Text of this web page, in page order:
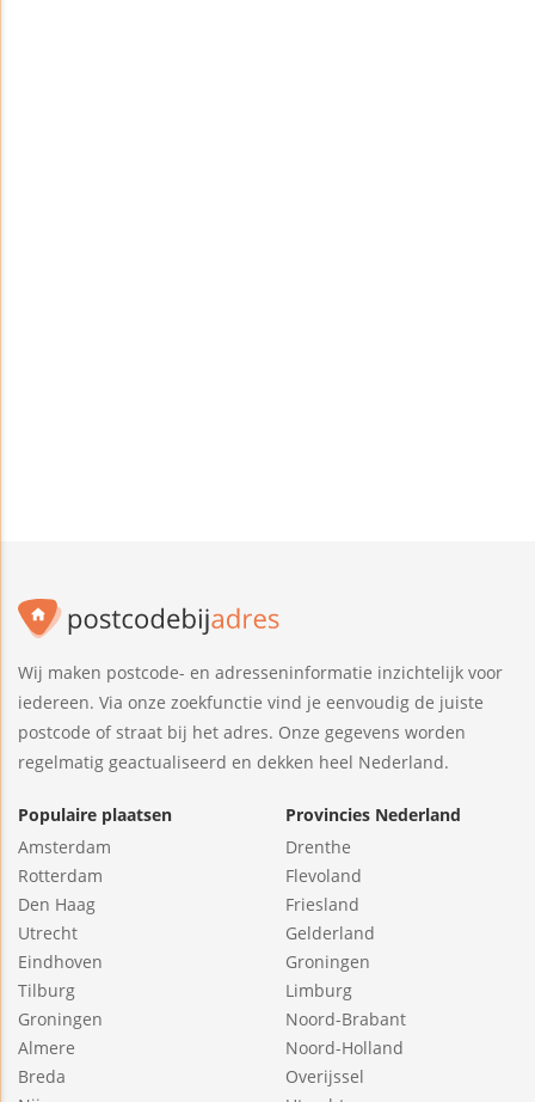
Wij maken postcode- en adresseninformatie inzichtelijk voor
iedereen. Via onze zoekfunctie vind je eenvoudig de juiste
postcode of straat bij het adres. Onze gegevens worden
regelmatig geactualiseerd en dekken heel Nederland.
Populaire plaatsen
Amsterdam
Rotterdam
Den Haag
Utrecht
Eindhoven
Tilburg
Groningen
Almere
Breda
Provincies Nederland
Drenthe
Flevoland
Friesland
Gelderland
Groningen
Limburg
Noord-Brabant
Noord-Holland
Overijssel